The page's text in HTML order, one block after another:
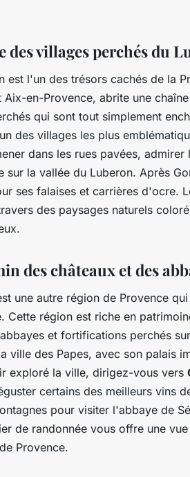
des villages perchés du
est l'un des trésors cachés de la
Aix-en-Provence, abrite une
qui sont tout simplement
des villages les plus
dans les rues pavées,
sur la vallée du Luberon. Après
ses falaises et carrières d'ocre.
des paysages naturels
des châteaux et des
une autre région de Provence
Cette région est riche en
et fortifications perchés
ville des Papes, avec son palais
exploré la ville, dirigez-vous vers
certains des meilleurs vins
pour visiter l'abbaye de
de randonnée vous offre une
Provence.